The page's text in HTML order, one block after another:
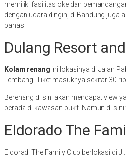
memiliki fasilitas oke dan
dengan udara dingin, di Bandung juga
panas.
Dulang Resort
Kolam renang ini lokasinya di Jalan
Lembang. Tiket masuknya sekitar 30
Berenang di sini akan mendapat view
berada di kawasan bukit. Namun di
Eldorado The
Eldoradi The Family Club berlokasi di